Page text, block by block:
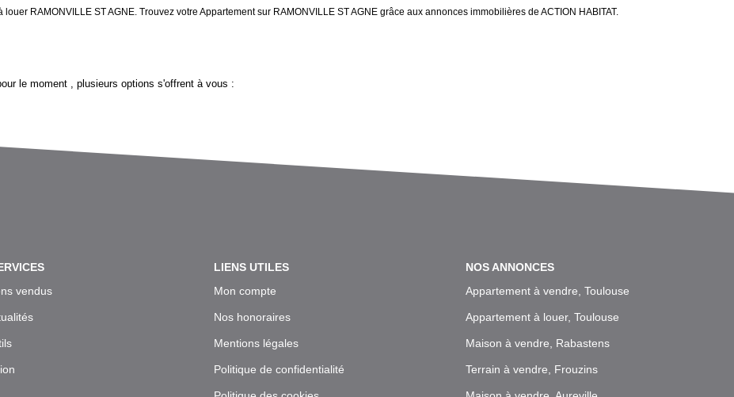
RAMONVILLE ST AGNE. Trouvez votre Appartement sur RAMONVILLE ST AGNE grâce aux annonces immobilières de ACTION HABITAT.
le moment , plusieurs options s'offrent à vous :
vendus
LIENS UTILES
Mon compte
Nos honoraires
Mentions légales
Politique de confidentialité
NOS ANNONCES
Appartement à vendre, Toulouse
Appartement à louer, Toulouse
Maison à vendre, Rabastens
Terrain à vendre, Frouzins